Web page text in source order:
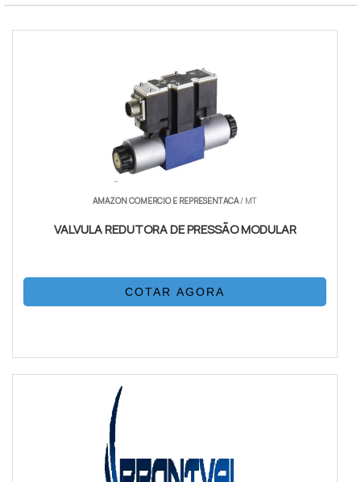
AMAZON COMERCIO E REPRESENTACA/ MT
VALVULA REDUTORA DE PRESSÃO MODULAR
COTAR AGORA